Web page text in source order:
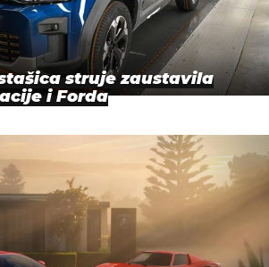
struje zaustavila
i Forda